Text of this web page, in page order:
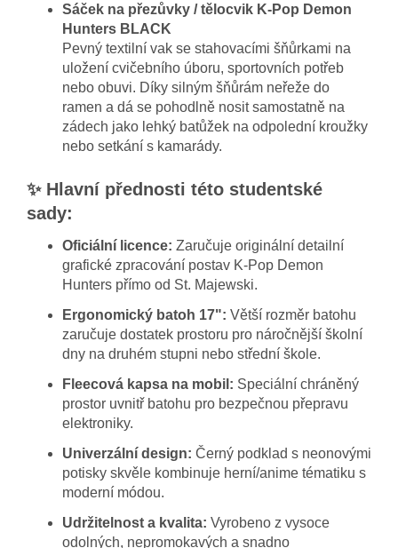
Sáček na přezůvky / tělocvik K-Pop Demon
Hunters BLACK
Pevný textilní vak se stahovacími šňůrkami na
uložení cvičebního úboru, sportovních potřeb
nebo obuvi. Díky silným šňůrám neřeže do
ramen a dá se pohodlně nosit samostatně na
zádech jako lehký batůžek na odpolední kroužky
nebo setkání s kamarády.
✨ Hlavní přednosti této studentské
sady:
Oficiální licence: Zaručuje originální detailní
grafické zpracování postav K-Pop Demon
Hunters přímo od St. Majewski.
Ergonomický batoh 17": Větší rozměr batohu
zaručuje dostatek prostoru pro náročnější školní
dny na druhém stupni nebo střední škole.
Fleecová kapsa na mobil: Speciální chráněný
prostor uvnitř batohu pro bezpečnou přepravu
elektroniky.
Univerzální design: Černý podklad s neonovými
potisky skvěle kombinuje herní/anime tématiku s
moderní módou.
Udržitelnost a kvalita: Vyrobeno z vysoce
odolných, nepromokavých a snadno